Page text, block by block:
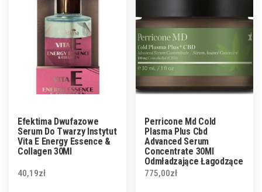
Efektima Dwufazowe
Serum Do Twarzy Instytut
Vita E Energy Essence &
Collagen 30Ml
40,19zł
Perricone Md Cold
Plasma Plus Cbd
Advanced Serum
Concentrate 30Ml
Odmładzające Łagodzące
Skórę Z
775,00zł